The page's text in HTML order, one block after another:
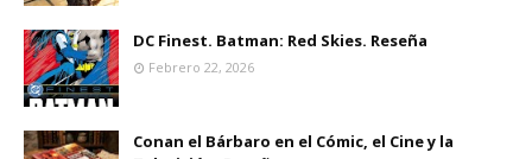
DC Finest. Batman: Red Skies. Reseña
Febrero 22, 2026
Conan el Bárbaro en el Cómic, el Cine y la